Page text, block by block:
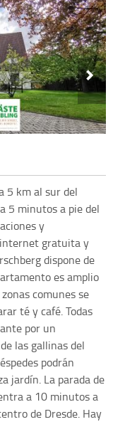
5 km al sur del
5 minutos a pie del
y
gratuita y
dispone de
es amplio
comunes se
té y café. Todas
por un
las gallinas del
podrán
jardín. La parada de
a 10 minutos a
de Dresde. Hay